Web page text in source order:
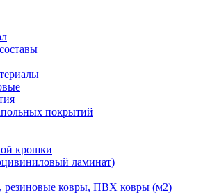
покрытий
крошки
ламинат)
резиновые ковры, ПВХ ковры (м2)